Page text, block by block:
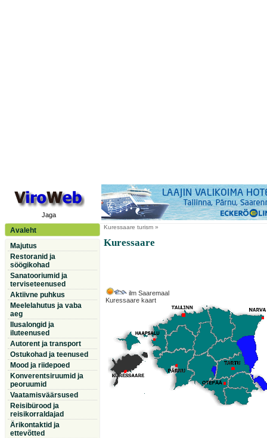
Jaga
Avaleht
Majutus
Restoranid ja
söögikohad
Sanatooriumid ja
terviseteenused
Aktiivne puhkus
Meelelahutus ja vaba
aeg
Ilusalongid ja
iluteenused
Autorent ja transport
Ostukohad ja teenused
Mood ja riidepoed
Konverentsiruumid ja
peoruumid
Vaatamisväärsused
Reisibürood ja
reisikorraldajad
Ärikontaktid ja
ettevõtted
Kuressaare turism »
Kuressaare
ilm Saaremaal
Kuressaare kaart